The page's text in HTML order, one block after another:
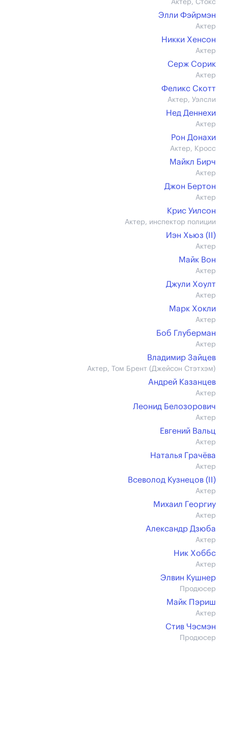
Актер, Стокс
Элли Фэйрмэн
Актер
Никки Хенсон
Актер
Серж Сорик
Актер
Феликс Скотт
Актер, Уэлсли
Нед Деннехи
Актер
Рон Донахи
Актер, Кросс
Майкл Бирч
Актер
Джон Бертон
Актер
Крис Уилсон
Актер, инспектор полиции
Иэн Хьюз (II)
Актер
Майк Вон
Актер
Джули Хоулт
Актер
Марк Хокли
Актер
Боб Глуберман
Актер
Владимир Зайцев
Актер, Том Брент (Джейсон Стэтхэм)
Андрей Казанцев
Актер
Леонид Белозорович
Актер
Евгений Вальц
Актер
Наталья Грачёва
Актер
Всеволод Кузнецов (II)
Актер
Михаил Георгиу
Актер
Александр Дзюба
Актер
Ник Хоббс
Актер
Элвин Кушнер
Продюсер
Майк Пэриш
Актер
Стив Чэсмэн
Продюсер